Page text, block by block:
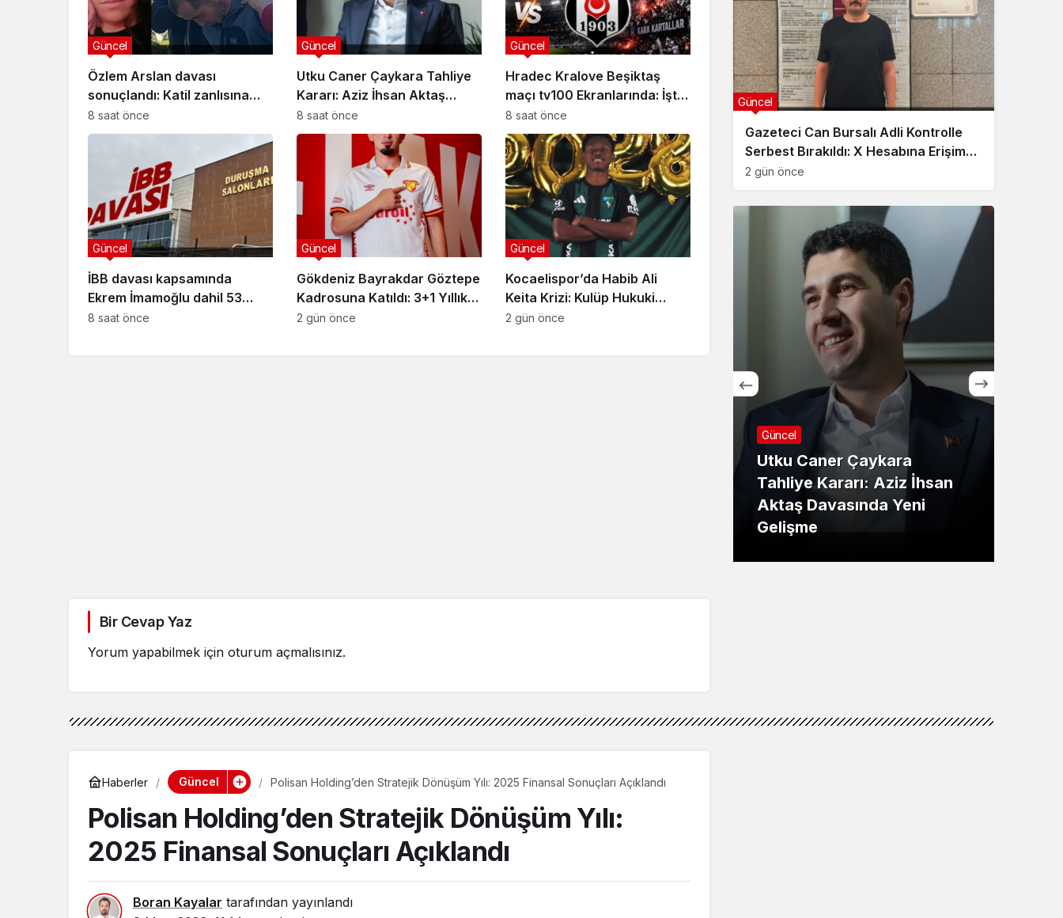
Özlem Arslan davası
sonuçlandı: Katil zanlısına
indirimsiz ağırlaştırılmış
müebbet hapis cezası verildi
Güncel
8 saat önce
Utku Caner Çaykara Tahliye
Kararı: Aziz İhsan Aktaş
Davasında Yeni Gelişme
Güncel
8 saat önce
Hradec Kralove Beşiktaş
maçı tv100 Ekranlarında: İşte
Karşılaşmanın Detayları
Güncel
8 saat önce
İBB davası kapsamında
Ekrem İmamoğlu dahil 53
sanığın tutukluluğuna devam
Güncel
8 saat önce
Gökdeniz Bayrakdar Göztepe
Kadrosuna Katıldı: 3+1 Yıllık
Anlaşma
Güncel
2 gün önce
Kocaelispor’da Habib Ali
Keita Krizi: Kulüp Hukuki
Süreç Başlatıyor
Güncel
2 gün önce
Bir Cevap Yaz
Yorum yapabilmek için oturum açmalısınız.
Gazeteci Can Bursalı Adli Kontrolle
Serbest Bırakıldı: X Hesabına Erişim
Engeli Getirildi
2 gün önce
Güncel
Güncel
Utku Caner Çaykara
Tahliye Kararı: Aziz İhsan
Aktaş Davasında Yeni
Gelişme
Haberler Güncel Polisan Holding’den Stratejik Dönüşüm Yılı: 2025 Finansal Sonuçları Açıklandı
Polisan Holding’den Stratejik Dönüşüm Yılı:
2025 Finansal Sonuçları Açıklandı
Boran Kayalar tarafından yayınlandı